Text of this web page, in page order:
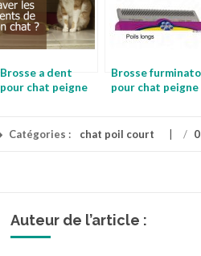
Brosse a dent
pour chat peigne
Brosse
pour chat peigne
Catégories : chat poil court /
Auteur de l’article :